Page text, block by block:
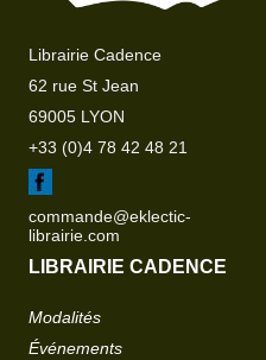
Librairie Cadence
62 rue St Jean
69005 LYON
+33 (0)4 78 42 48 21
commande@eklectic-
librairie.com
LIBRAIRIE CADENCE
Modalités
Événements